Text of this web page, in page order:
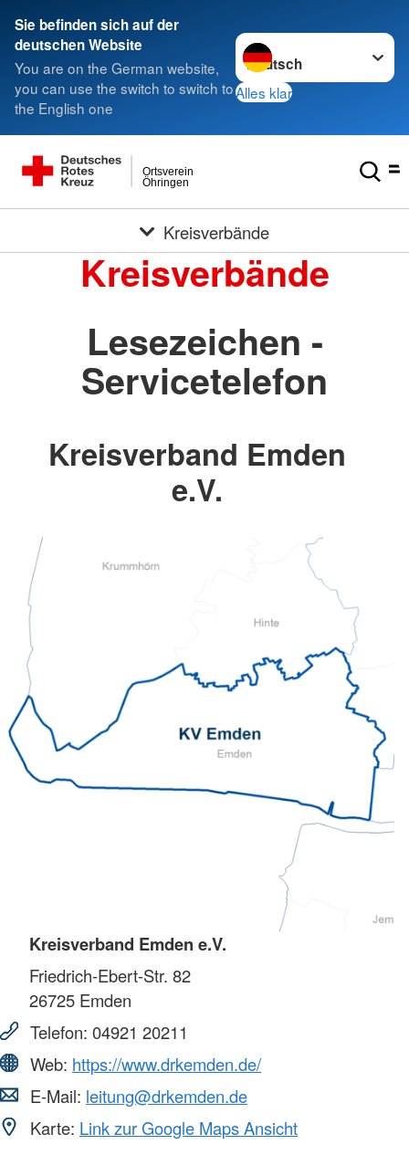
Sie befinden sich auf der
deutschen Website
You are on the German website,
you can use the switch to switch to
the English one
Sprache wechseln zu
Alles klar
Öhringen
Ortsverein
Kreisverbände
Kreisverbände
Lesezeichen -
Servicetelefon
Kreisverband Emden
e.V.
Kreisverband Emden e.V.
Friedrich-Ebert-Str. 82
26725 Emden
Telefon: 04921 20211
Web: https://www.drkemden.de/
E-Mail: leitung@drkemden.de
Karte: Link zur Google Maps Ansicht